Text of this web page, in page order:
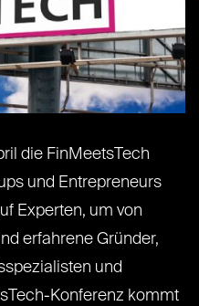
die FinMeetsTech
und Entrepreneurs
Experten, um von
erfahrene Gründer,
und
Konferenz kommt